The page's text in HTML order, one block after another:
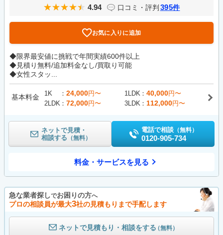
4.94 口コミ・評判 395件
お気に入りに追加
◆限界最安値に挑戦で年間実績600件以上
◆見積り無料/追加料金なし/買取り可能
◆女性スタッ...
基本料金 1K 24,000円〜 1LDK 40,000円〜
2LDK
72,000円〜 3LDK 112,000円〜
ネットで見積・
相談する （無料）
電話で相談 （無料）
0120-905-734
料金・サービスを見る
急な業者探しでお困りの方へ
プロの相談員が最大3社の見積もりまで手配します
ネットで見積もり・相談をする（無料）